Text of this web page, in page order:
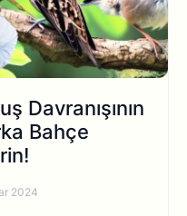
Davranışının
Bahçe
2024